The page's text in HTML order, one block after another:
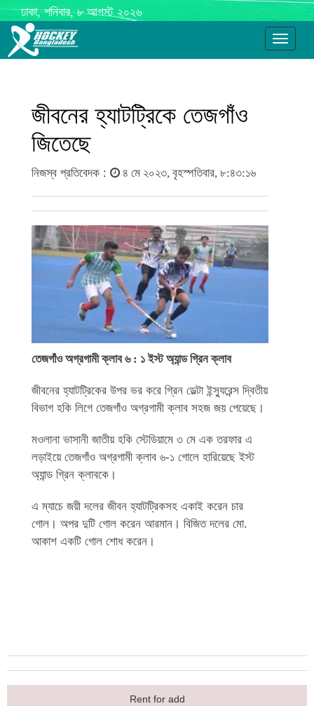
ঢাকা, শনিবার, ৮ আগস্ট ২০২৬
Toggle
জীবনের হ্যাটট্রিকে তেজগাঁও
জিতেছে
নিজস্ব প্রতিবেদক : ৪ মে ২০২৩, বৃহস্পতিবার, ৮:৪৩:১৬
তেজগাঁও অগ্রগামী ক্লাব ৬ : ১ ইস্ট অ্যান্ড গ্রিন ক্লাব
জীবনের হ্যাটট্রিকের উপর ভর করে গ্রিন ডেল্টা ইন্স্যুরেন্স দ্বিতীয়
বিভাগ হকি লিগে তেজগাঁও অগ্রগামী ক্লাব সহজ জয় পেয়েছে।
মওলানা ভাসানী জাতীয় হকি স্টেডিয়ামে ৩ মে এক তরফার এ
লড়াইয়ে তেজগাঁও অগ্রগামী ক্লাব ৬-১ গোলে হারিয়েছে ইস্ট
অ্যান্ড গ্রিন ক্লাবকে।
এ ম্যাচে জয়ী দলের জীবন হ্যাটট্রিকসহ একাই করেন চার
গোল। অপর দুটি গোল করেন আরমান। বিজিত দলের মো.
আকাশ একটি গোল শোধ করেন।
Rent for add